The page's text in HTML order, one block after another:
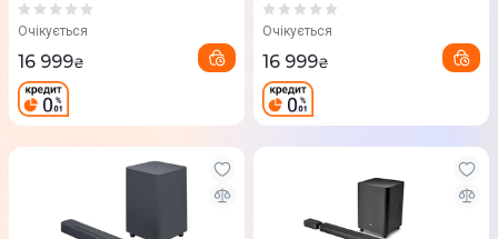
Очікується
16 999₴
Очікується
16 999₴